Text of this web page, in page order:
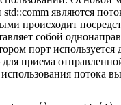
являются
происходит
собой
порт используется
для приема
потока